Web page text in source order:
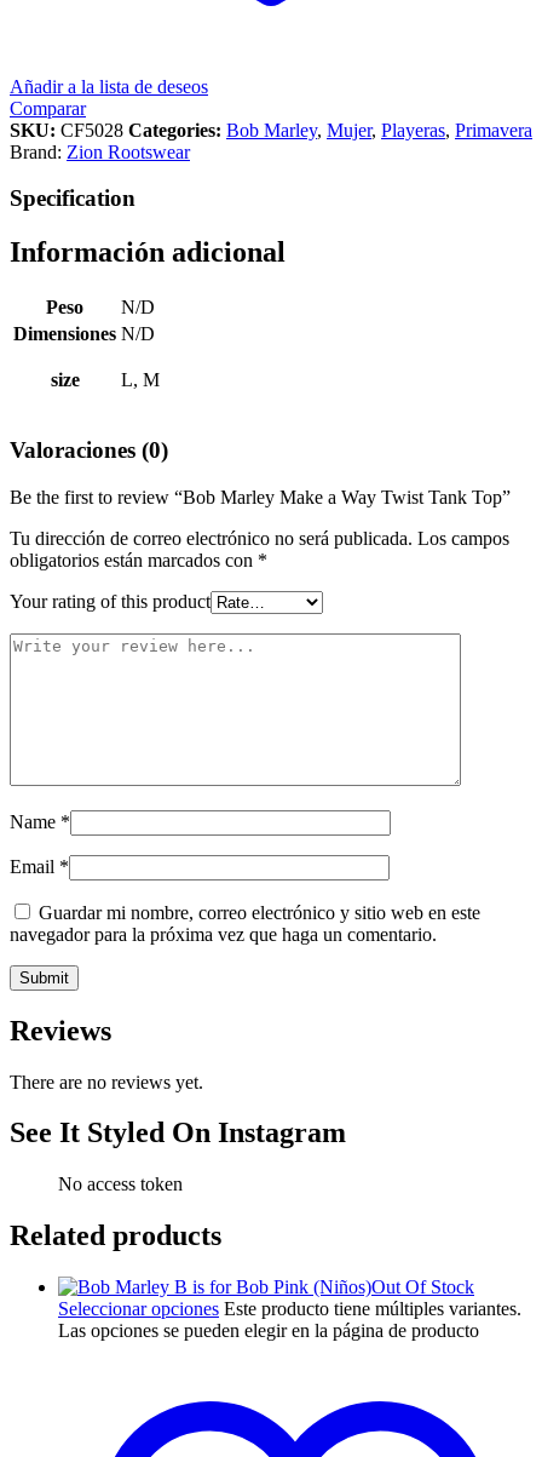
Añadir a la lista de deseos
Comparar
SKU: CF5028 Categories: Bob Marley, Mujer, Playeras, Primavera
Brand: Zion Rootswear
Specification
Información adicional
Peso
N/D
Dimensiones N/D
size L, M
Valoraciones (0)
Be the first to review “Bob Marley Make a Way Twist Tank Top”
Tu dirección de correo electrónico no será publicada. Los campos
obligatorios están marcados con *
Your rating of this product
Name *
Email *
Guardar mi nombre, correo electrónico y sitio web en este
navegador para la próxima vez que haga un comentario.
Reviews
There are no reviews yet.
See It Styled On Instagram
No access token
Related products
Out Of Stock
Seleccionar opciones Este producto tiene múltiples variantes.
Las opciones se pueden elegir en la página de producto